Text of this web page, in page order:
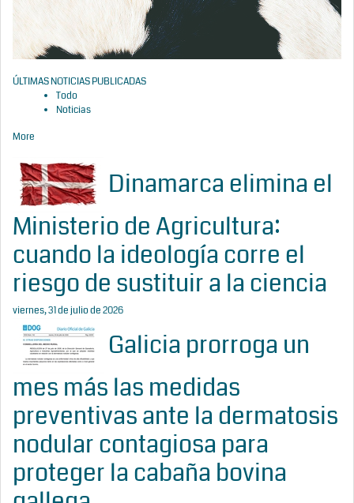
ÚLTIMAS NOTICIAS PUBLICADAS
Todo
Noticias
More
Dinamarca elimina el
Ministerio de Agricultura:
cuando la ideología corre el
riesgo de sustituir a la ciencia
viernes, 31 de julio de 2026
Galicia prorroga un
mes más las medidas
preventivas ante la dermatosis
nodular contagiosa para
proteger la cabaña bovina